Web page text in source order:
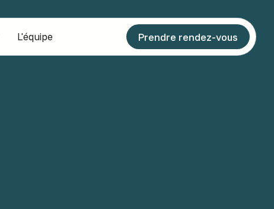
L'équipe Prendre rendez-vous